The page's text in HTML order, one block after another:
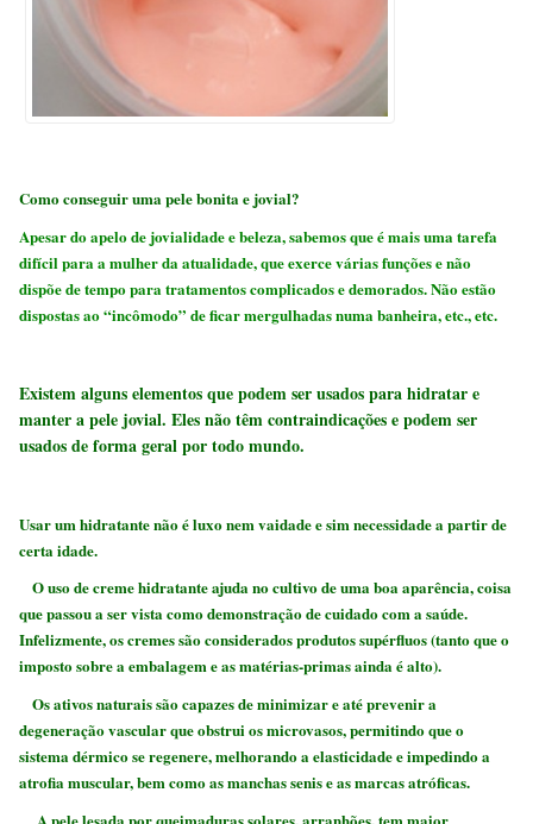
Como conseguir uma pele bonita e jovial?
Apesar do apelo de jovialidade e beleza, sabemos que é mais uma tarefa
difícil para a mulher da atualidade, que exerce várias funções e não
dispõe de tempo para tratamentos complicados e demorados. Não estão
dispostas ao “incômodo” de ficar mergulhadas numa banheira, etc., etc.
Existem alguns elementos que podem ser usados para hidratar e
manter a pele jovial. Eles não têm contraindicações e podem ser
usados de forma geral por todo mundo.
Usar um hidratante não é luxo nem vaidade e sim necessidade a partir de
certa idade.
O uso de creme hidratante ajuda no cultivo de uma boa aparência, coisa
que passou a ser vista como demonstração de cuidado com a saúde.
Infelizmente, os cremes são considerados produtos supérfluos (tanto que o
imposto sobre a embalagem e as matérias-primas ainda é alto).
Os ativos naturais são capazes de minimizar e até prevenir a
degeneração vascular que obstrui os microvasos, permitindo que o
sistema dérmico se regenere, melhorando a elasticidade e impedindo a
atrofia muscular, bem como as manchas senis e as marcas atróficas.